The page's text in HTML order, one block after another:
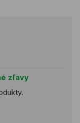
zľavy